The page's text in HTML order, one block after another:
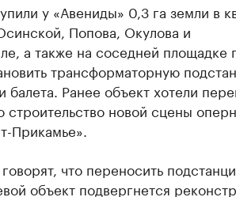
у «Авениды» 0,3 га земли в
Попова, Окулова и
а также на соседней площадке
трансформаторную
Ранее объект хотели
строительство новой сцены
Прикамье».
что переносить
объект подвергнется